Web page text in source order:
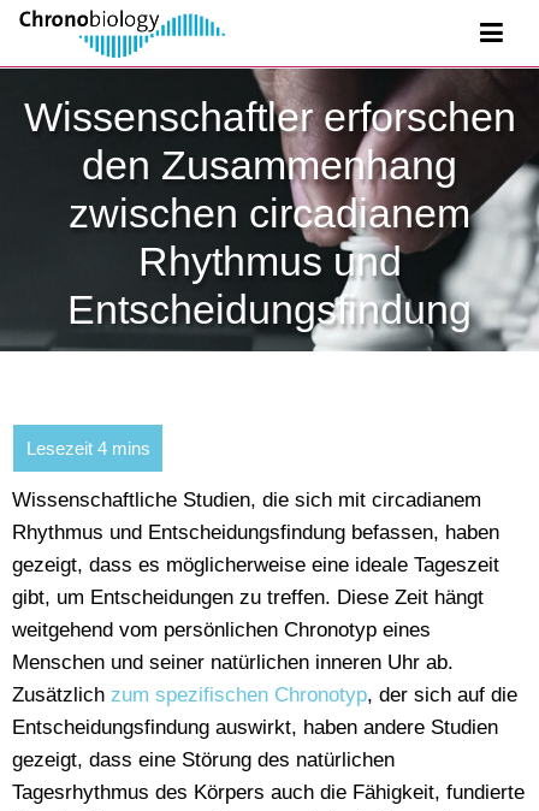
Wissenschaftler erforschen
den Zusammenhang
zwischen circadianem
Rhythmus und
Entscheidungsfindung
Wissenschaftliche Studien, die sich mit circadianem
Rhythmus und Entscheidungsfindung befassen, haben
gezeigt, dass es möglicherweise eine ideale Tageszeit
gibt, um Entscheidungen zu treffen. Diese Zeit hängt
weitgehend vom persönlichen Chronotyp eines
Menschen und seiner natürlichen inneren Uhr ab.
Zusätzlich zum spezifischen Chronotyp, der sich auf die
Entscheidungsfindung auswirkt, haben andere Studien
gezeigt, dass eine Störung des natürlichen
Tagesrhythmus des Körpers auch die Fähigkeit, fundierte